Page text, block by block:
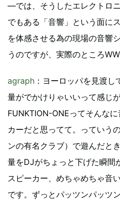
―では、そうしたエレクトロ
でもある「音響」という面に
を体感させる為の現場の音響
うのですが、実際のところ
agraph ：ヨーロッパを見渡
量がでかけりゃいいって感じ
FUNKTION-ONEってそんな
カーだと思ってて。っていう
ンの有名クラブ）で遊んだと
量をDJがちょっと下げた瞬間
スピーカー、めちゃめちゃ音
です。ずっとパッツンパッツ